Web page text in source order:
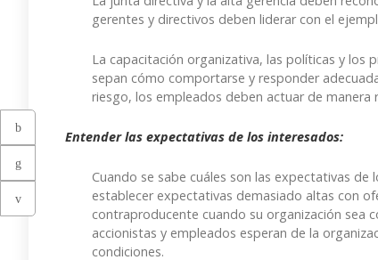
gerentes y directivos deben liderar con el
La capacitación organizativa, las políticas y los
sepan cómo comportarse y responder
riesgo, los empleados deben actuar de
Entender las expectativas de los interesados:
Cuando se sabe cuáles son las expectativas
establecer expectativas demasiado altas con
contraproducente cuando su organización sea
accionistas y empleados esperan de la
condiciones.